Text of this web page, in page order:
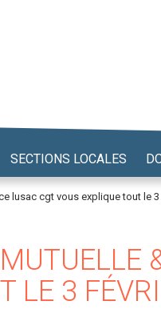
SECTIONS LOCALES
lusac cgt vous explique tout le
LE 3